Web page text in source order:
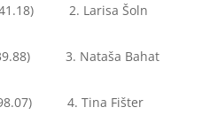
2. Larisa Šoln
3. Nataša Bahat
4. Tina Fišter